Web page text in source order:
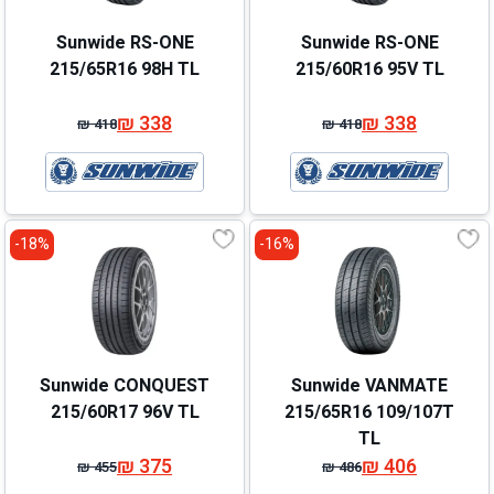
Sunwide RS-ONE
215/60R16 95V TL
₪418
המחיר
המקורי
היה:
₪ 418.
₪338 המחיר
הנוכחי
הוא:
₪ 338.
Sunwide RS-ONE
215/65R16 98H TL
₪418
המחיר
המקורי
היה:
₪ 418.
₪338 המחיר
הנוכחי
הוא:
₪ 338.
16%-
Sunwide VANMATE
215/65R16 109/107T
TL
₪486
המחיר₪406 המחיר
18%-
Sunwide CONQUEST
215/60R17 96V TL
₪455
המחיר₪375 המחיר